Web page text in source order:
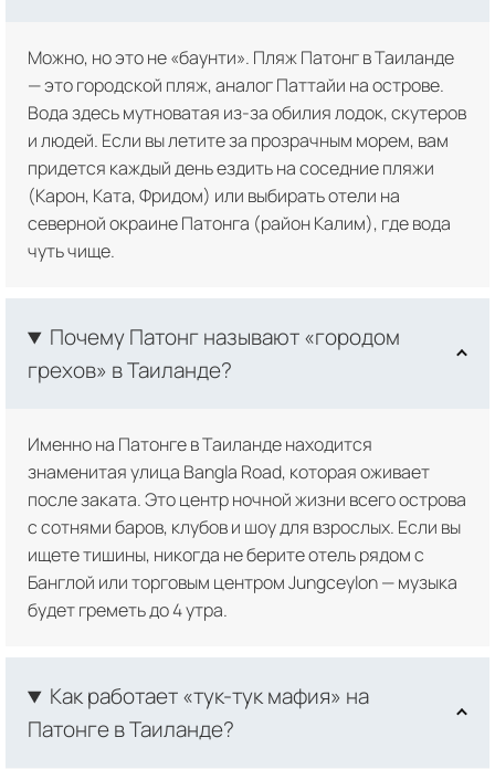
Можно, но это не «баунти». Пляж Патонг в Таиланде
— это городской пляж, аналог Паттайи на острове.
Вода здесь мутноватая из-за обилия лодок, скутеров
и людей. Если вы летите за прозрачным морем, вам
придется каждый день ездить на соседние пляжи
(Карон, Ката, Фридом) или выбирать отели на
северной окраине Патонга (район Калим), где вода
чуть чище.
Почему Патонг называют «городом
грехов» в Таиланде?
Именно на Патонге в Таиланде находится
знаменитая улица Bangla Road, которая оживает
после заката. Это центр ночной жизни всего острова
с сотнями баров, клубов и шоу для взрослых. Если вы
ищете тишины, никогда не берите отель рядом с
Банглой или торговым центром Jungceylon — музыка
будет греметь до 4 утра.
Как работает «тук-тук мафия» на
Патонге в Таиланде?